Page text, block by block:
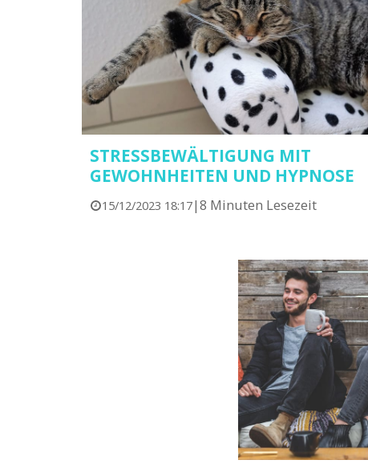
STRESSBEWÄLTIGUNG MIT
GEWOHNHEITEN UND HYPNOSE
15/12/2023 18:17|8 Minuten Lesezeit